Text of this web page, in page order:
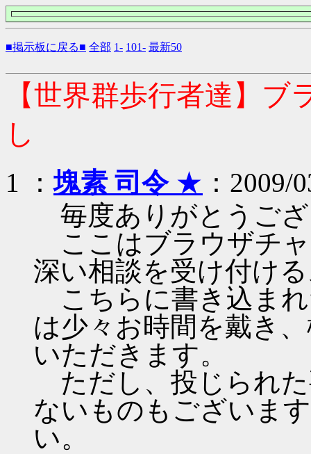
■掲示板に戻る■ 全部 1- 101- 最新50
【世界群歩行者達】
し
1 ：塊素 司令★ ：2009/
毎度ありがとうご
ここはブラウザチ
深い相談を受け付け
こちらに書き込ま
は少々お時間を戴き
いただきます。
ただし、投じられ
ないものもございま
い。